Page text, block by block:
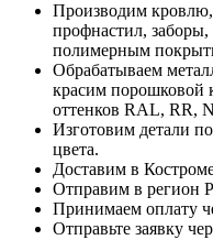
Производим
профнастил, заборы,
полимерным
Обрабатываем
красим порошковой
оттенков RAL, RR,
Изготовим детали
цвета.
Доставим в
Отправим в регион
Принимаем оплату
Отправьте заявку